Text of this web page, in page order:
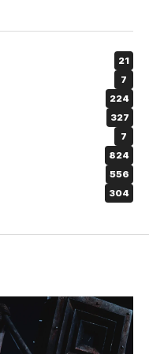
21
7
224
327
7
824
556
304